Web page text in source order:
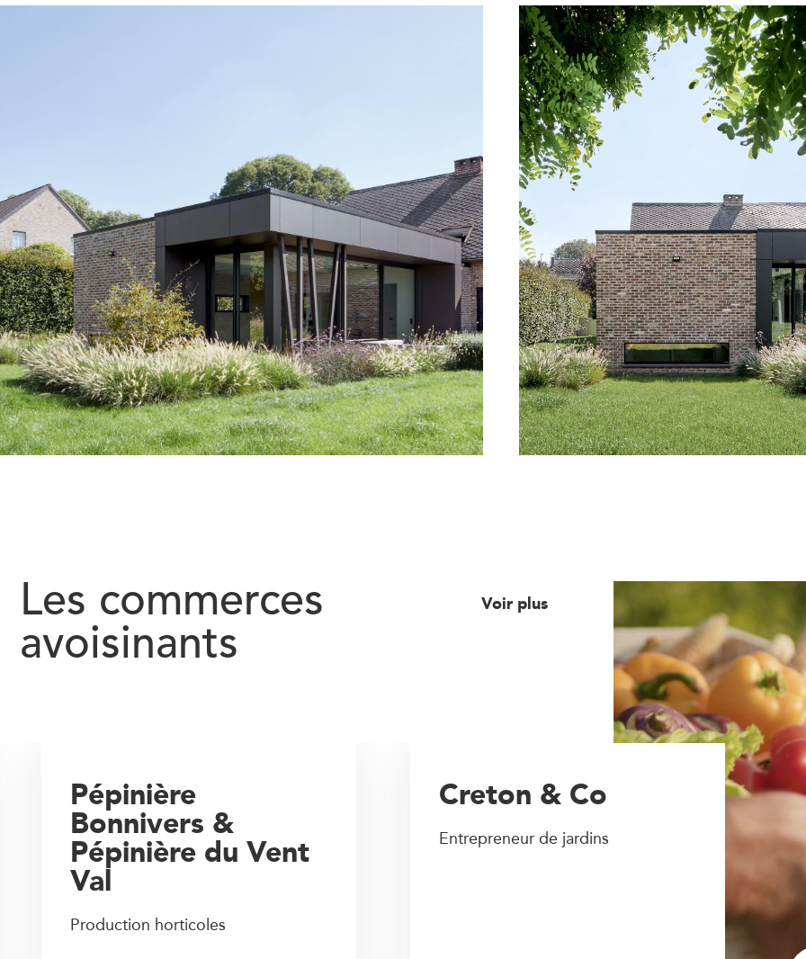
Les commerces
avoisinants
Voir plus
Creton & Co
Entrepreneur de jardins
Pépinière
Bonnivers &
Pépinière du Vent
Val
Production horticoles